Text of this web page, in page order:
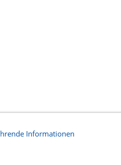
Informationen